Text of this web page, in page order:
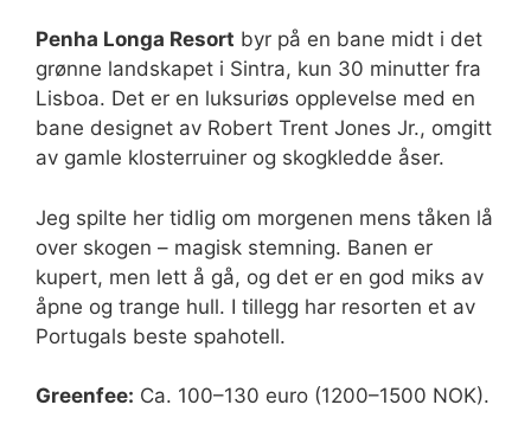
Penha Longa Resort byr på en bane midt i det
grønne landskapet i Sintra, kun 30 minutter fra
Lisboa. Det er en luksuriøs opplevelse med en
bane designet av Robert Trent Jones Jr., omgitt
av gamle klosterruiner og skogkledde åser.
Jeg spilte her tidlig om morgenen mens tåken lå
over skogen – magisk stemning. Banen er
kupert, men lett å gå, og det er en god miks av
åpne og trange hull. I tillegg har resorten et av
Portugals beste spahotell.
Greenfee: Ca. 100–130 euro (1200–1500 NOK).